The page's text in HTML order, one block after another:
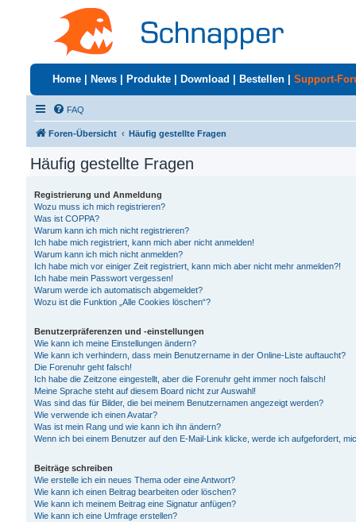
Home News Produkte Download Bestellen Support-
FAQ
Foren-Übersicht Häufig gestellte Fragen
Häufig gestellte Fragen
Registrierung und Anmeldung
Wozu muss ich mich registrieren?
Was ist COPPA?
Warum kann ich mich nicht registrieren?
Ich habe mich registriert, kann mich aber nicht anmelden!
Warum kann ich mich nicht anmelden?
Ich habe mich vor einiger Zeit registriert, kann mich aber nicht mehr anmelden?!
Ich habe mein Passwort vergessen!
Warum werde ich automatisch abgemeldet?
Wozu ist die Funktion „Alle Cookies löschen“?
Benutzerpräferenzen und -einstellungen
Wie kann ich meine Einstellungen ändern?
Wie kann ich verhindern, dass mein Benutzername in der Online-Liste auftaucht?
Die Forenuhr geht falsch!
Ich habe die Zeitzone eingestellt, aber die Forenuhr geht immer noch falsch!
Meine Sprache steht auf diesem Board nicht zur Auswahl!
Was sind das für Bilder, die bei meinem Benutzernamen angezeigt werden?
Wie verwende ich einen Avatar?
Was ist mein Rang und wie kann ich ihn ändern?
Wenn ich bei einem Benutzer auf den E-Mail-Link klicke, werde ich aufgefordert,
Beiträge schreiben
Wie erstelle ich ein neues Thema oder eine Antwort?
Wie kann ich einen Beitrag bearbeiten oder löschen?
Wie kann ich meinem Beitrag eine Signatur anfügen?
Wie kann ich eine Umfrage erstellen?